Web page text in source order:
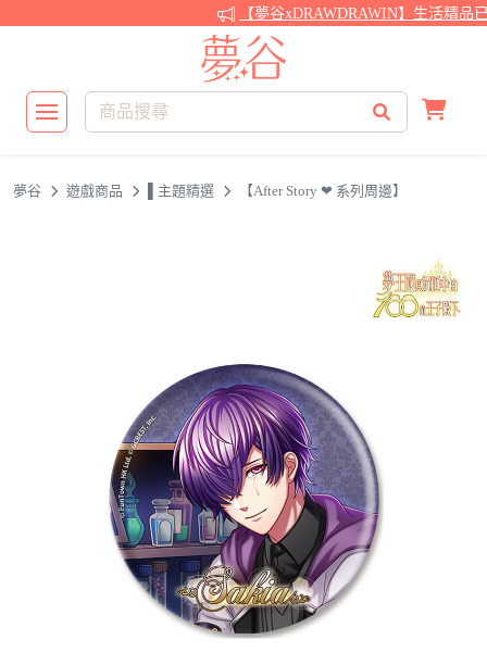
【夢谷xDRAWDRAWIN】生活精品已
夢谷 遊戲商品 ▌主題精選 【After Story ❤ 系列周邊】